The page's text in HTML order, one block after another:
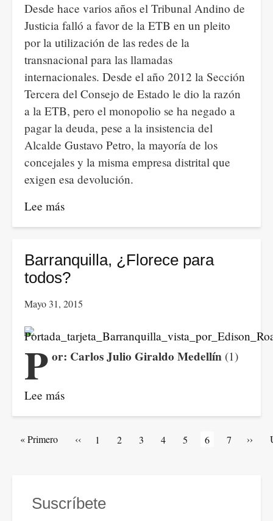
Desde hace varios años el Tribunal Andino de
Justicia falló a favor de la ETB en un pleito
por la utilización de las redes de la
transnacional para las llamadas
internacionales. Desde el año 2012 la Sección
Tercera del Consejo de Estado le dio la razón
a la ETB, pero el monopolio se ha negado a
pagar la deuda, pese a la insistencia del
Alcalde Gustavo Petro, la mayoría de los
concejales y la misma empresa distrital que
exigen esa devolución.
Lee más
El
claro-
etb
la
de
una
telecomunicaciones.
Barranquilla, ¿Florece para
todos?
Mayo 31, 2015
P or: Carlos Julio Giraldo Medellín (1)
Lee más
para
Paginación
Primera
« Primero
Página
‹‹
Artículos
1
Artículos
2
Artículos
3
Artículos
4
Artículos
5
Página
6
Artículos
7 ››
Suscríbete